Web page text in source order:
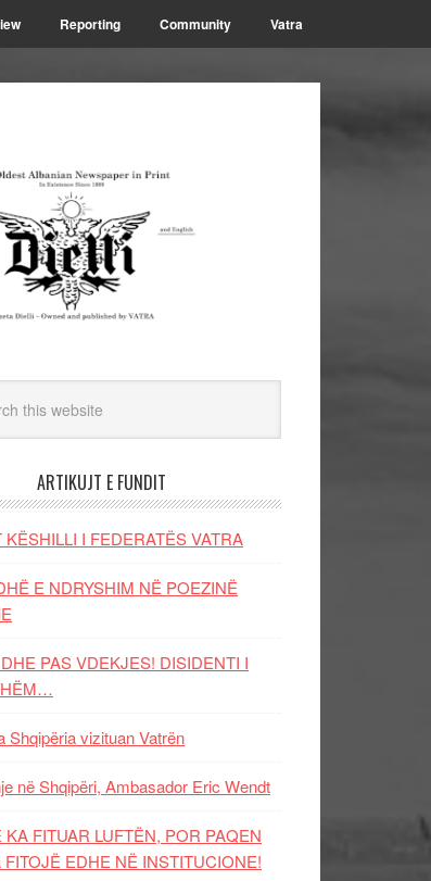
Reporting Community Vatra
ARTIKUJT E FUNDIT
KËSHILLI I FEDERATËS VATRA
E NDRYSHIM NË POEZINË
PAS VDEKJES! DISIDENTI I
Shqipëria vizituan Vatrën
në Shqipëri, Ambasador Eric Wendt
KA FITUAR LUFTËN, POR PAQEN
FITOJË EDHE NË INSTITUCIONE!